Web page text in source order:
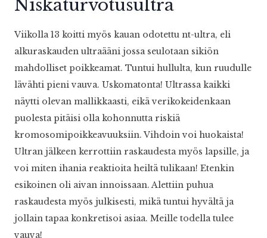
Niskaturvotusultra
Viikolla 13 koitti myös kauan odotettu nt-ultra, eli
alkuraskauden ultraääni jossa seulotaan sikiön
mahdolliset poikkeamat. Tuntui hullulta, kun ruudulle
lävähti pieni vauva. Uskomatonta! Ultrassa kaikki
näytti olevan mallikkaasti, eikä verikokeidenkaan
puolesta pitäisi olla kohonnutta riskiä
kromosomipoikkeavuuksiin. Vihdoin voi huokaista!
Ultran jälkeen kerrottiin raskaudesta myös lapsille, ja
voi miten ihania reaktioita heiltä tulikaan! Etenkin
esikoinen oli aivan innoissaan. Alettiin puhua
raskaudesta myös julkisesti, mikä tuntui hyvältä ja
jollain tapaa konkretisoi asiaa. Meille todella tulee
vauva!